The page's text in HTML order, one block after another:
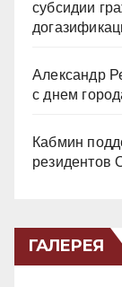
субсидии
Александр
с днем
Кабмин
резидентов
ГАЛЕРЕЯ